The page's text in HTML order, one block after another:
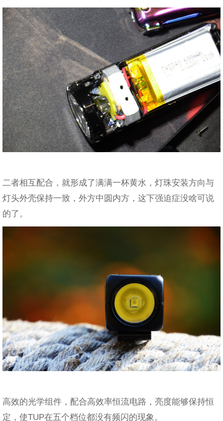
二者相互配合，就形成了满满一杯黄水，灯珠安装方向与
灯头外壳保持一致，外方中圆内方，这下强迫症没啥可说
的了。
高效的光学组件，配合高效率恒流电路，亮度能够保持恒
定，使TUP在五个档位都没有频闪的现象。